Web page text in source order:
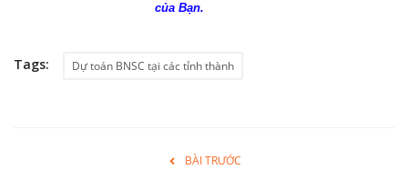
của Bạn.
Tags: Dự toán BNSC tại các tỉnh thành
BÀI TRƯỚC